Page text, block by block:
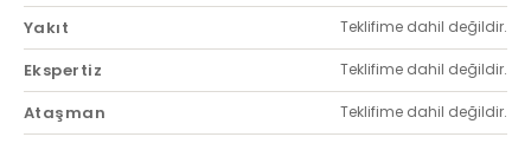
Yakıt Teklifime dahil değildir.
Ekspertiz Teklifime dahil değildir.
Ataşman Teklifime dahil değildir.